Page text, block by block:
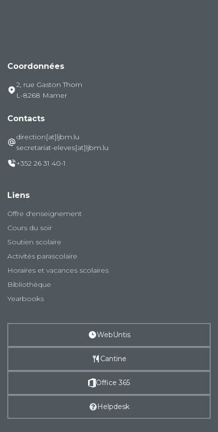
Coordonnées
2, rue Gaston Thorn
L-8268 Mamer
Contacts
direction[at]ljbm.lu
secretariat-eleves[at]ljbm.lu
+352 26 31 40-1
Liens
Offre d'enseignement
Cours du soir
Soutien scolaire
Activités parascolaire
Horaires et vacances scolaires
Bibliothèque
Yearbooks
WebUntis
Cantine
Office 365
Helpdesk